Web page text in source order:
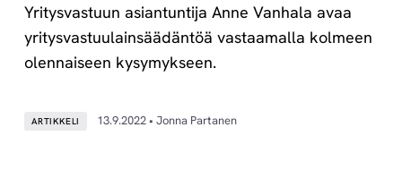
Yritysvastuun asiantuntija Anne Vanhala avaa
yritysvastuulainsäädäntöä vastaamalla kolmeen
olennaiseen kysymykseen.
ARTIKKELI 13.9.2022 • Jonna Partanen